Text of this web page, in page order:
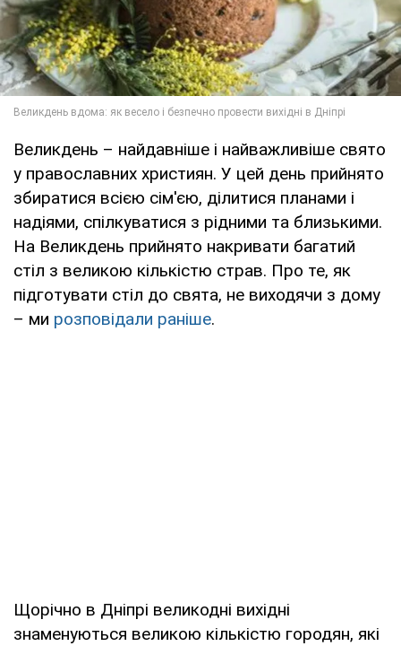
Великдень – найдавніше і найважливіше свято
у православних християн. У цей день прийнято
збиратися всією сім'єю, ділитися планами і
надіями, спілкуватися з рідними та близькими.
На Великдень прийнято накривати багатий
стіл з великою кількістю страв. Про те, як
підготувати стіл до свята, не виходячи з дому
– ми розповідали раніше.
Щорічно в Дніпрі великодні вихідні
знаменуються великою кількістю городян, які